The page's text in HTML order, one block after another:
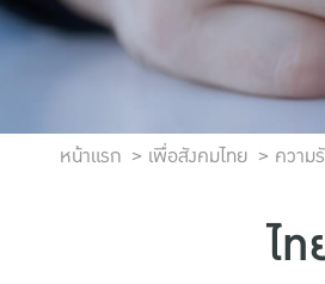
หน้าแรก เพื่อสังคมไทย ความ
ไ